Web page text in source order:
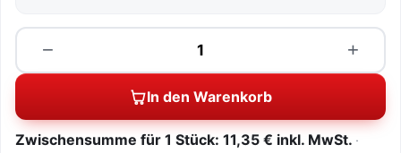
−
Menge +
In den Warenkorb
Zwischensumme für 1 Stück: 11,35 € inkl. MwSt.